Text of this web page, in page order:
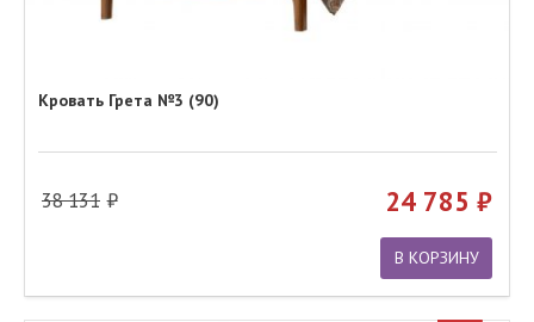
Кровать Грета №3 (90)
38 131 24 785
В КОРЗИНУ